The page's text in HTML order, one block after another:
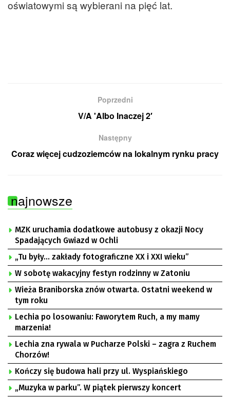
oświatowymi są wybierani na pięć lat.
Poprzedni
V/A 'Albo Inaczej 2′
Następny
Coraz więcej cudzoziemców na lokalnym rynku pracy
najnowsze
MZK uruchamia dodatkowe autobusy z okazji Nocy
Spadających Gwiazd w Ochli
„Tu były… zakłady fotograficzne XX i XXI wieku”
W sobotę wakacyjny festyn rodzinny w Zatoniu
Wieża Braniborska znów otwarta. Ostatni weekend w
tym roku
Lechia po losowaniu: Faworytem Ruch, a my mamy
marzenia!
Lechia zna rywala w Pucharze Polski – zagra z Ruchem
Chorzów!
Kończy się budowa hali przy ul. Wyspiańskiego
„Muzyka w parku”. W piątek pierwszy koncert